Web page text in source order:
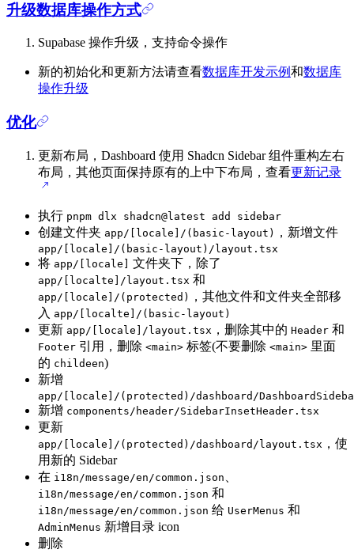
升级数据库操作方式
Supabase 操作升级，支持命令操作
新的初始化和更新方法请查看数据库开发示例和数据库
操作升级
优化
更新布局，Dashboard 使用 Shadcn Sidebar 组件重构左右
布局，其他页面保持原有的上中下布局，查看更新记录
执行 pnpm dlx shadcn@latest add sidebar
创建文件夹 app/[locale]/(basic-layout) ，新增文件
app/[locale]/(basic-layout)/layout.tsx
将 app/[locale] 文件夹下，除了
app/[localte]/layout.tsx 和
app/[locale]/(protected)
，其他文件和文件夹全部移
入 app/[localte]/(basic-layout)
更新 app/[locale]/layout.tsx ，删除其中的 Header 和
Footer 引用，删除 <main> 标签(不要删除 <main> 里面
的 childeen)
新增
app/[locale]/(protected)/dashboard/
新增 components/header/SidebarInsetHeader.tsx
更新
app/[locale]/(protected)/dashboard/layout.tsx ，使
用新的 Sidebar
在 i18n/message/en/common.json
i18n/message/en/common.json 和
i18n/message/en/common.json 给 UserMenus 和
AdminMenus 新增目录 icon
删除